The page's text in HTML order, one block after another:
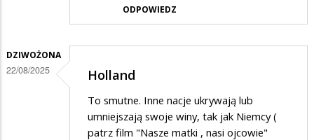
ODPOWIEDZ
DZIWOŻONA
22/08/2025 Holland
To smutne. Inne nacje ukrywają lub
umniejszają swoje winy, tak jak Niemcy (
patrz film "Nasze matki , nasi ojcowie"